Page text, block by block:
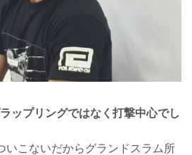
ップリングではなく打撃中心でし
こないだからグランドスラム所